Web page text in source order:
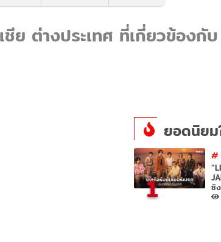
ย ต่างประเทศ ที่เกี่ยวข้อง
ยอดนิย
1
#
ซิ